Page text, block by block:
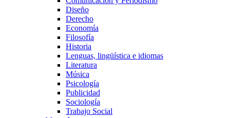
Diseño
Derecho
Economía
Filosofía
Historia
Lenguas, lingüística e idiomas
Literatura
Música
Psicología
Publicidad
Sociología
Trabajo Social